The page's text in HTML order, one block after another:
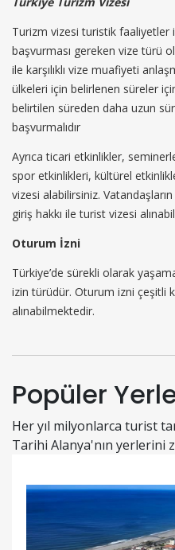
Turizm vizesi turistik faaliyetler
başvurması gereken vize türü
ile karşılıklı vize muafiyeti
ülkeleri için belirlenen süreler
belirtilen süreden daha uzun
başvurmalıdır
Ayrıca ticari etkinlikler,
spor etkinlikleri, kültürel
vizesi alabilirsiniz.
giriş hakkı ile turist vizesi
Oturum İzni
Türkiye’de sürekli olarak
izin türüdür. Oturum izni çeşitli
alınabilmektedir.
Popüler
Her yıl milyonlarca turist
Tarihi Alanya'nın yerlerini